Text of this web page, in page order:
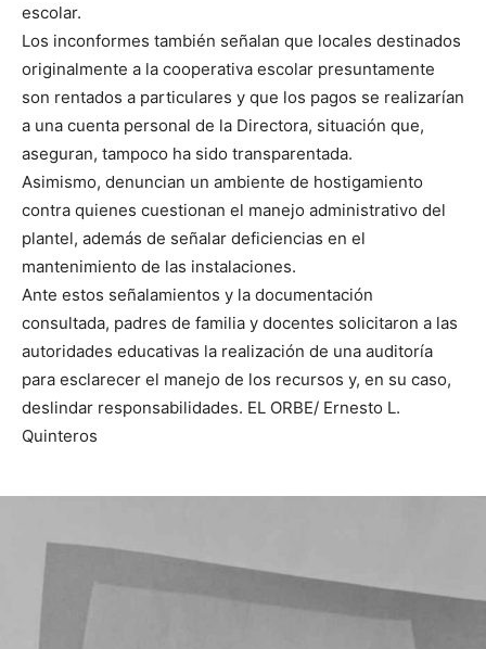
escolar.
Los inconformes también señalan que locales destinados
originalmente a la cooperativa escolar presuntamente
son rentados a particulares y que los pagos se realizarían
a una cuenta personal de la Directora, situación que,
aseguran, tampoco ha sido transparentada.
Asimismo, denuncian un ambiente de hostigamiento
contra quienes cuestionan el manejo administrativo del
plantel, además de señalar deficiencias en el
mantenimiento de las instalaciones.
Ante estos señalamientos y la documentación
consultada, padres de familia y docentes solicitaron a las
autoridades educativas la realización de una auditoría
para esclarecer el manejo de los recursos y, en su caso,
deslindar responsabilidades. EL ORBE/ Ernesto L.
Quinteros